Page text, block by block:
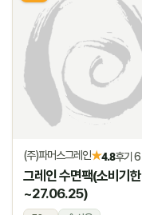
(주)파머스그레인★4.8후기 6
그레인 수면팩(소비기한
~27.06.25)